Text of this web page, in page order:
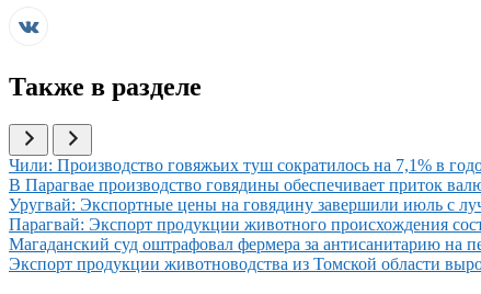
Также в разделе
Иллюстрация новости
Чили: Производство говяжьих туш сократилось на 7,1% в
Иллюстрация новости
В Парагвае производство говядины обеспечивает приток
Иллюстрация новости
Уругвай: Экспортные цены на говядину завершили июль с
Иллюстрация новости
Парагвай: Экспорт продукции животного происхождения
Иллюстрация новости
Магаданский суд оштрафовал фермера за антисанитарию на
Иллюстрация новости
Экспорт продукции животноводства из Томской области